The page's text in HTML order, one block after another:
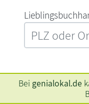
Bei genialokal.de